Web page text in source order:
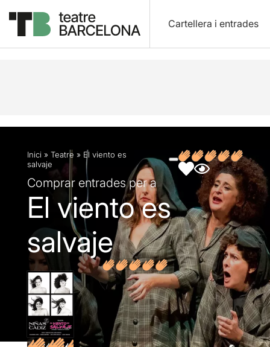
Cartellera i entrades
Descripció Fitxa artística Fotos i vídeos
Inici » Teatre » El viento es
salvaje
Comprar entrades per a
El viento es
salvaje